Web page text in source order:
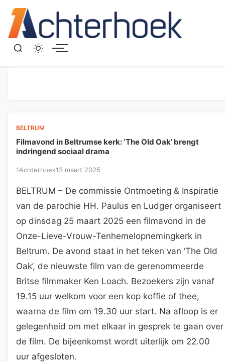
BELTRUM
Filmavond in Beltrumse kerk: ‘The Old Oak’ brengt
indringend sociaal drama
1Achterhoek13 maart 2025
BELTRUM – De commissie Ontmoeting & Inspiratie
van de parochie HH. Paulus en Ludger organiseert
op dinsdag 25 maart 2025 een filmavond in de
Onze-Lieve-Vrouw-Tenhemelopnemingkerk in
Beltrum. De avond staat in het teken van ‘The Old
Oak’, de nieuwste film van de gerenommeerde
Britse filmmaker Ken Loach. Bezoekers zijn vanaf
19.15 uur welkom voor een kop koffie of thee,
waarna de film om 19.30 uur start. Na afloop is er
gelegenheid om met elkaar in gesprek te gaan over
de film. De bijeenkomst wordt uiterlijk om 22.00
uur afgesloten.